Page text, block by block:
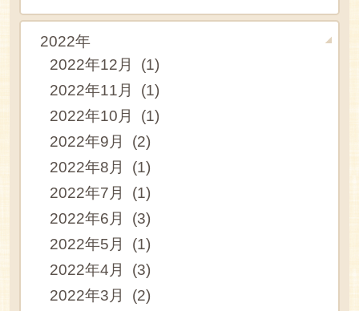
2022年
2022年12月 (1)
2022年11月 (1)
2022年10月 (1)
2022年9月 (2)
2022年8月 (1)
2022年7月 (1)
2022年6月 (3)
2022年5月 (1)
2022年4月 (3)
2022年3月 (2)